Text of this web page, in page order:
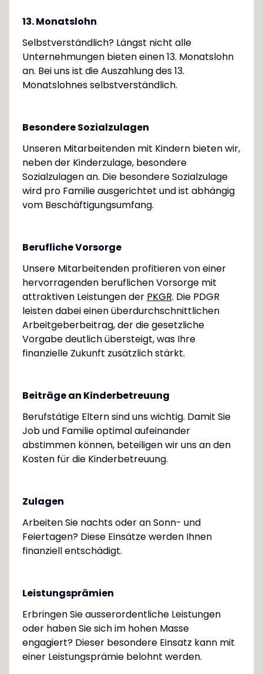
13. Monatslohn
Selbstverständlich? Längst nicht alle
Unternehmungen bieten einen 13. Monatslohn
an. Bei uns ist die Auszahlung des 13.
Monatslohnes selbstverständlich.
Besondere Sozialzulagen
Unseren Mitarbeitenden mit Kindern bieten wir,
neben der Kinderzulage, besondere
Sozialzulagen an. Die besondere Sozialzulage
wird pro Familie ausgerichtet und ist abhängig
vom Beschäftigungsumfang.
Berufliche Vorsorge
Unsere Mitarbeitenden profitieren von einer
hervorragenden beruflichen Vorsorge mit
attraktiven Leistungen der PKGR. Die PDGR
leisten dabei einen überdurchschnittlichen
Arbeitgeberbeitrag, der die gesetzliche
Vorgabe deutlich übersteigt, was Ihre
finanzielle Zukunft zusätzlich stärkt.
Beiträge an Kinderbetreuung
Berufstätige Eltern sind uns wichtig. Damit Sie
Job und Familie optimal aufeinander
abstimmen können, beteiligen wir uns an den
Kosten für die Kinderbetreuung.
Zulagen
Arbeiten Sie nachts oder an Sonn- und
Feiertagen? Diese Einsätze werden Ihnen
finanziell entschädigt.
Leistungsprämien
Erbringen Sie ausserordentliche Leistungen
oder haben Sie sich im hohen Masse
engagiert? Dieser besondere Einsatz kann mit
einer Leistungsprämie belohnt werden.